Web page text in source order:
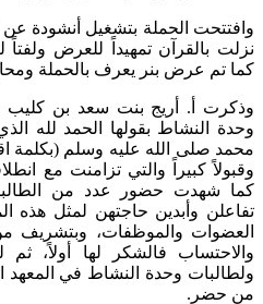
وافتتحت الحملة بتشغيل أنشودة عن
نزلت بالقرآن تمهيداً للعرض ولفتاً
كما تم عرض بنر يعرف بالحملة
وذكرت أ. أريج بنت سعد بن كليب
وحدة النشاط بقولها الحمد لله
محمد صلى الله عليه وسلم (بكلمة
وقبولاً كبيراً والتي تزامنت مع
كما شهدت حضور عدد من
تفاعلن وأبدين حاجتهن لمثل
العضوات والموظفات، وبتشريف
والاحتساب فالشكر لها أولاً،
ولطالبات وحدة النشاط في المعهد
من حضر.